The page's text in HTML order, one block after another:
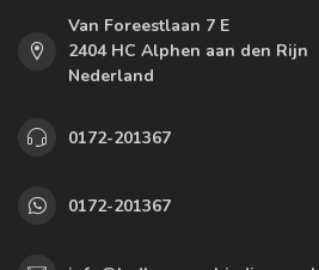
Van Foreestlaan 7 E
2404 HC Alphen aan den Rijn
Nederland
0172-201367
0172-201367